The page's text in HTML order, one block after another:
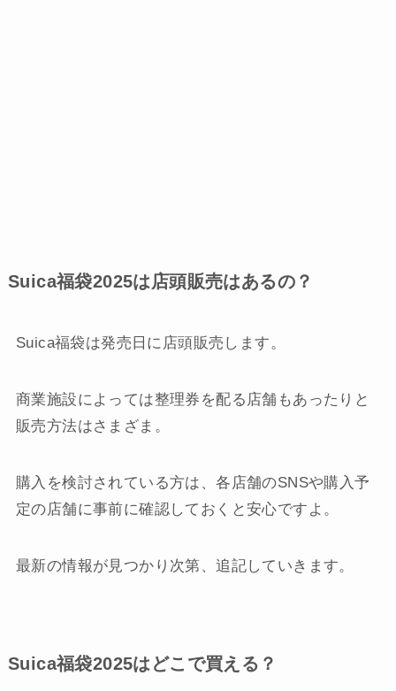
Suica福袋2025は店頭販売はあるの？
Suica福袋は発売日に店頭販売します。
商業施設によっては整理券を配る店舗もあったりと
販売方法はさまざま。
購入を検討されている方は、各店舗のSNSや購入予
定の店舗に事前に確認しておくと安心ですよ。
最新の情報が見つかり次第、追記していきます。
Suica福袋2025はどこで買える？